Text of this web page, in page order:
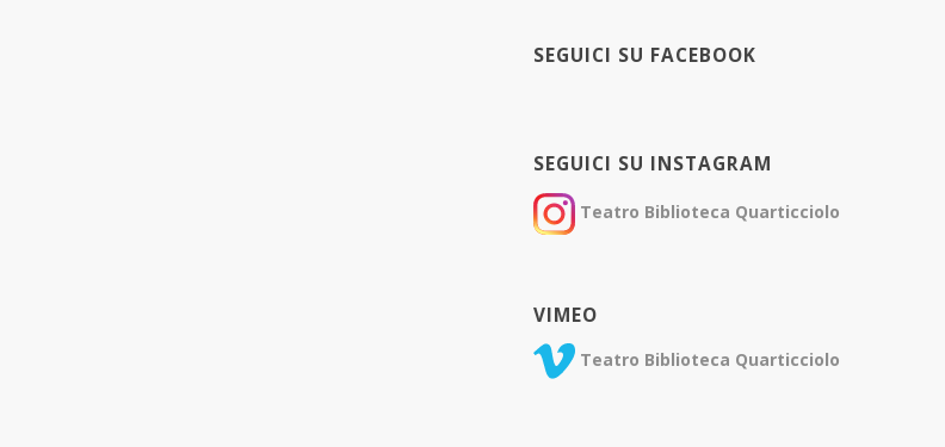
SEGUICI SU FACEBOOK
SEGUICI SU INSTAGRAM
Teatro Biblioteca Quarticciolo
VIMEO
Teatro Biblioteca Quarticciolo